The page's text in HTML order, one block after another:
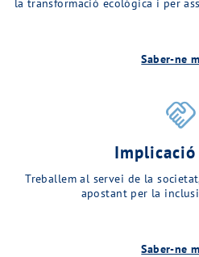
Saber-ne
handshake
Treballem al servei de la
apostant per la
Saber-ne